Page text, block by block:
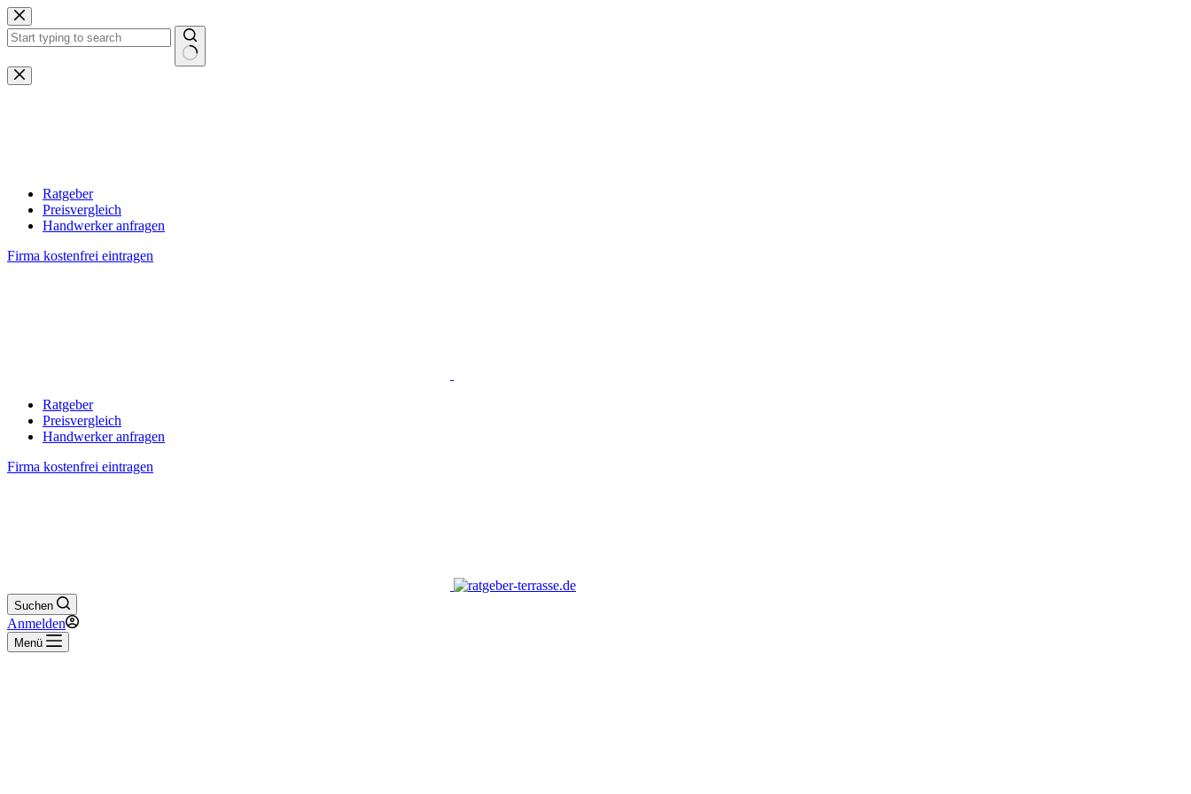
Zum
Inhalt
springen
Keine
Ergebnisse
Ratgeber
Preisvergleich
Handwerker anfragen
Firma kostenfrei eintragen
Ratgeber
Preisvergleich
Handwerker anfragen
Firma kostenfrei eintragen
Suchen
Anmelden
Menü